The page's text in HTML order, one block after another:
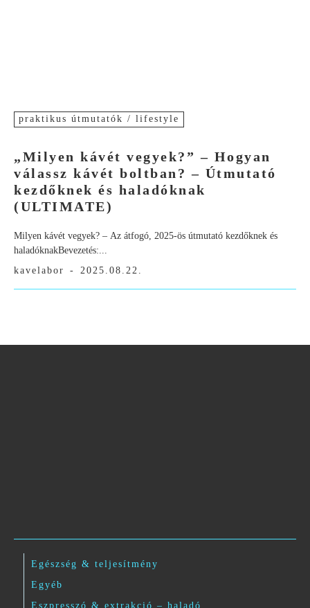
praktikus útmutatók / lifestyle
„Milyen kávét vegyek?” – Hogyan
válassz kávét boltban? – Útmutató
kezdőknek és haladóknak
(ULTIMATE)
Milyen kávét vegyek? – Az átfogó, 2025-ös útmutató kezdőknek és
haladóknakBevezetés:...
kavelabor
- 2025.08.22.
Egészség & teljesítmény
Egyéb
Eszpresszó & extrakció – haladó